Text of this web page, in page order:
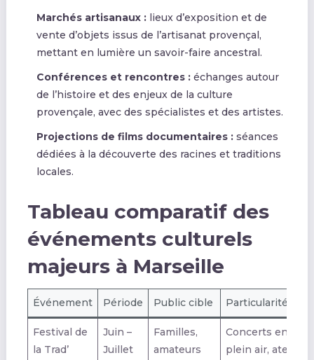
Marchés artisanaux :lieux d’exposition et de
vente d’objets issus de l’artisanat provençal,
mettant en lumière un savoir-faire ancestral.
Conférences et rencontres :échanges autour
de l’histoire et des enjeux de la culture
provençale, avec des spécialistes et des artistes.
Projections de films documentaires :séances
dédiées à la découverte des racines et traditions
locales.
Tableau comparatif des
événements culturels
majeurs à Marseille
Événement Période Public cible Particularités
Festival de
la Trad’
Juin –
Juillet
Familles,
amateurs
Concerts en
plein air, ateliers